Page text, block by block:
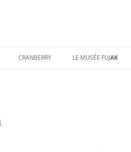
CRANBERRY LE MUSÉE FUJAK
.